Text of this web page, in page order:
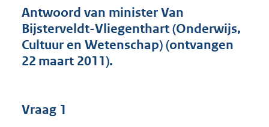
t
e
:
4
Antwoord van minister Van
Bijsterveldt-Vliegenthart (Onderwijs,
Cultuur en Wetenschap) (ontvangen
22 maart 2011).
Vraag 1